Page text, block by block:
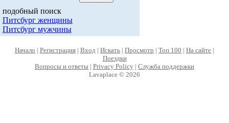
подобный поиск
Питсбург женщины
Питсбург мужчины
Начало | Регистрация | Вход | Искать | Просмотр | Топ 100 | На сайте |
Поездки
Вопросы и ответы | Privacy Policy | Служба поддержки
Lavaplace © 2026